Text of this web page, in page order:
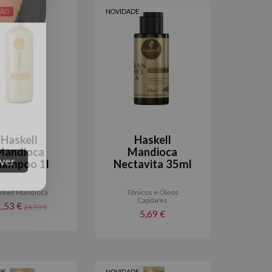
Haskell
1l
Mandioca
€24,90 €
NOVIDADE
Haskell
Mandioca
Nectavita 35ml
Tónicos e Óleos
Capilares
5,69 €